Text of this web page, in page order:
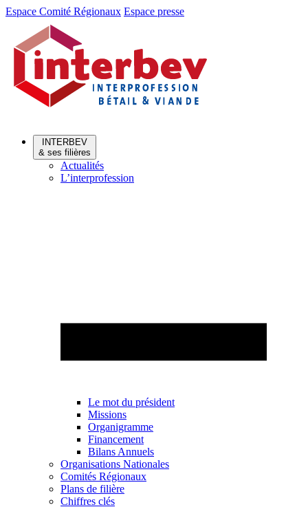
Aller
Aller
contenu
Espace Comité Régionaux Espace presse
INTERBEV
& ses filières
Actualités
L’interprofession
Le mot du président
Missions
Organigramme
Financement
Bilans Annuels
Organisations Nationales
Comités Régionaux
Plans de filière
Chiffres clés